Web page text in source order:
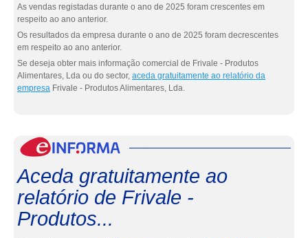
As vendas registadas durante o ano de 2025 foram crescentes em
respeito ao ano anterior.
Os resultados da empresa durante o ano de 2025 foram decrescentes
em respeito ao ano anterior.
Se deseja obter mais informação comercial de Frivale - Produtos
Alimentares, Lda ou do sector, aceda gratuitamente ao relatório da
empresa Frivale - Produtos Alimentares, Lda.
Aceda gratuitamente ao
relatório de Frivale -
Produtos...